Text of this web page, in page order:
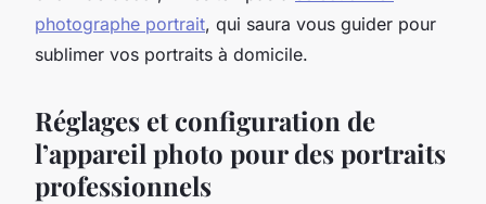
photographe portrait, qui saura vous guider pour
sublimer vos portraits à domicile.
Réglages et configuration de
l’appareil photo pour des portraits
professionnels